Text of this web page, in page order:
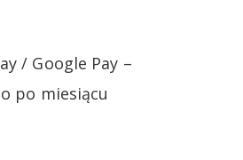
/ Google Pay –
po miesiącu